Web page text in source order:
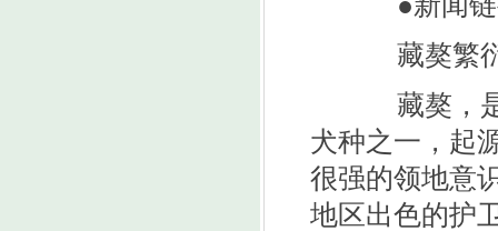
藏獒繁衍
藏獒，是
犬种之一，起
很强的领地意
地区出色的护